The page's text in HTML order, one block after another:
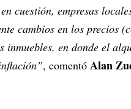
cuestión, empresas
cambios en los precios
inmuebles, en donde el
, comentó Alan